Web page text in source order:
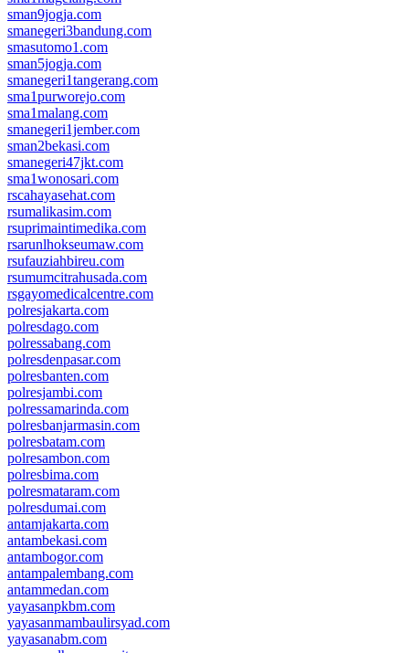
sman9jogja.com
smanegeri3bandung.com
smasutomo1.com
sman5jogja.com
smanegeri1tangerang.com
sma1purworejo.com
sma1malang.com
smanegeri1jember.com
sman2bekasi.com
smanegeri47jkt.com
sma1wonosari.com
rscahayasehat.com
rsumalikasim.com
rsuprimaintimedika.com
rsarunlhokseumaw.com
rsufauziahbireu.com
rsumumcitrahusada.com
rsgayomedicalcentre.com
polresjakarta.com
polresdago.com
polressabang.com
polresdenpasar.com
polresbanten.com
polresjambi.com
polressamarinda.com
polresbanjarmasin.com
polresbatam.com
polresambon.com
polresbima.com
polresmataram.com
polresdumai.com
antamjakarta.com
antambekasi.com
antambogor.com
antampalembang.com
antammedan.com
yayasanpkbm.com
yayasanmambaulirsyad.com
yayasanabm.com